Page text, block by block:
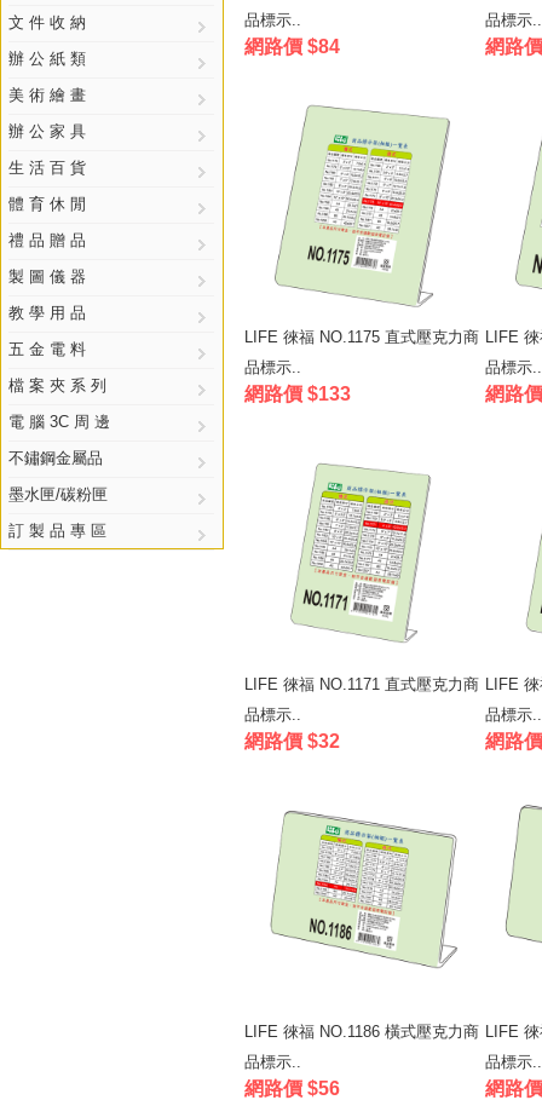
文 件 收 納
辦 公 紙 類
美 術 繪 畫
辦 公 家 具
生 活 百 貨
體 育 休 閒
禮 品 贈 品
製 圖 儀 器
教 學 用 品
五 金 電 料
檔 案 夾 系 列
電 腦 3C 周 邊
不鏽鋼金屬品
墨水匣/碳粉匣
訂 製 品 專 區
品標示..
網路價 $84
品標示..
網路
LIFE 徠福 NO.1175 直式壓克力商
品標示..
網路價 $133
LIFE
品標示..
網路
LIFE 徠福 NO.1171 直式壓克力商
品標示..
網路價 $32
LIFE
品標示..
網路
LIFE 徠福 NO.1186 橫式壓克力商
品標示..
網路價 $56
LIFE
品標示..
網路